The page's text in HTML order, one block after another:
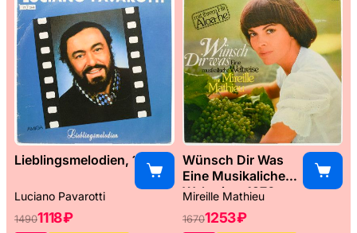
Lieblingsmelodien, 1989
Luciano Pavarotti
14901118 ₽
Wünsch Dir Was
Eine Musikaliche
Weltreise, 1976
Mireille Mathieu
16701253 ₽